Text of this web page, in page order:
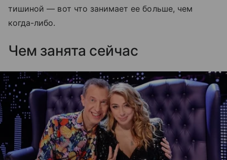
тишиной — вот что занимает ее больше, чем
когда-либо.
Чем занята сейчас